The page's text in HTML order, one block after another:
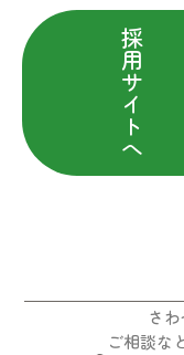
採
用
サ
イ
ト
へ
さ
ご相談な